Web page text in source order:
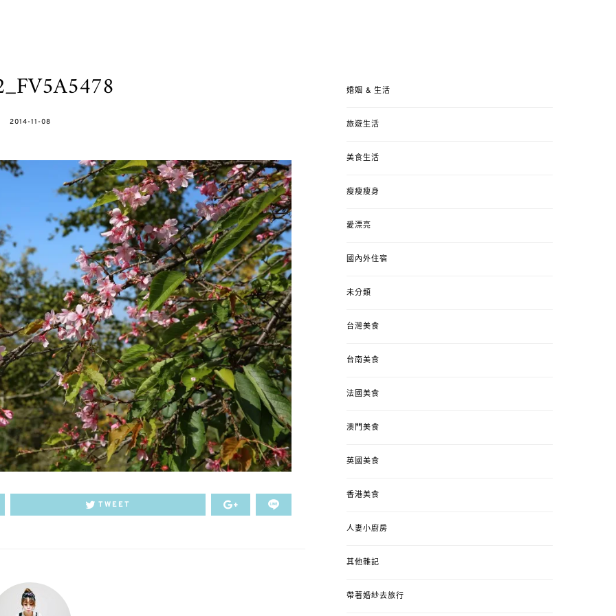
POSTED
2014-11-08
TWEET
婚姻 & 生活
旅遊生活
美食生活
瘦瘦瘦身
愛漂亮
國內外住宿
未分類
台灣美食
台南美食
法國美食
澳門美食
英國美食
香港美食
人妻小廚房
其他雜記
帶著婚紗去旅行